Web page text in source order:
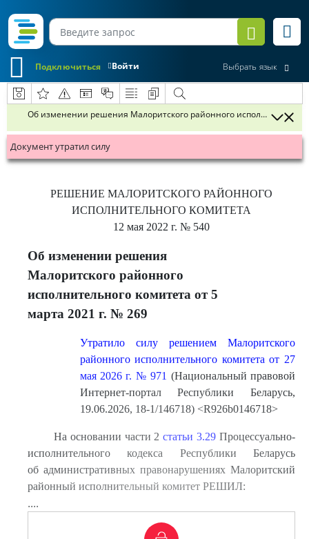
Войти
Подключиться Выбрать язык
Об изменении решения Малоритского районного
Документ утратил силу
РЕШЕНИЕ МАЛОРИТСКОГО РАЙОННОГО
ИСПОЛНИТЕЛЬНОГО КОМИТЕТА
12 мая 2022 г. № 540
Об изменении решения
Малоритского районного
исполнительного комитета от 5
марта 2021 г. № 269
Утратило силу решением Малоритского
районного исполнительного комитета от 27
мая 2026 г. № 971 (Национальный правовой
Интернет-портал Республики Беларусь,
19.06.2026, 18-1/146718) <R926b0146718>
На основании части 2статьи 3.29 Процессуально-
исполнительного кодекса Республики Беларусь
об административных правонарушениях Малоритский
районный исполнительный комитет РЕШИЛ:
....